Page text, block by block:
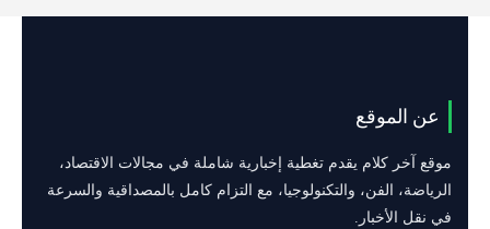
عن الموقع
موقع آخر كلام يقدم تغطية إخبارية شاملة في مجالات الاقتصاد،
الرياضة، الفن، والتكنولوجيا، مع التزام كامل بالمصداقية والسرعة
في نقل الأخبار.